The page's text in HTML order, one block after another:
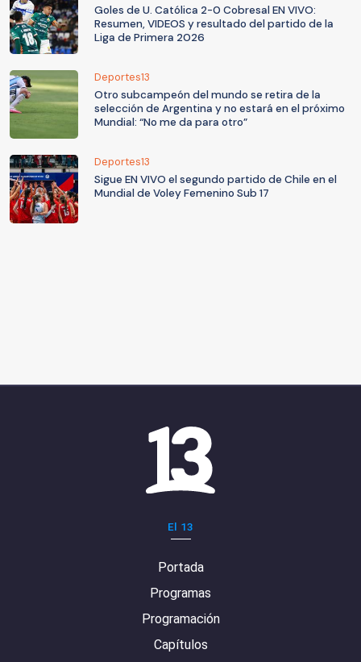
Goles de U. Católica 2-0 Cobresal EN VIVO:
Resumen, VIDEOS y resultado del partido de la
Liga de Primera 2026
Deportes13
Otro subcampeón del mundo se retira de la
selección de Argentina y no estará en el próximo
Mundial: “No me da para otro”
Deportes13
Sigue EN VIVO el segundo partido de Chile en el
Mundial de Voley Femenino Sub 17
El 13
Portada
Programas
Programación
Capítulos